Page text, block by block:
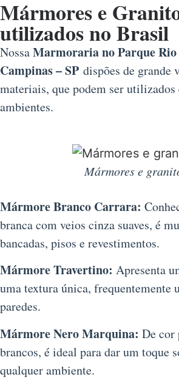
Mármores e
utilizados no Brasil
NossaMarmoraria no Parque Rio
Campinas – SP dispões de grande
materiais, que podem ser utilizados
ambientes.
Mármores e
Mármore Branco Carrara:
branca com veios cinza suaves, é
bancadas, pisos e revestimentos.
Mármore Travertino: Apresenta
uma textura única, frequentemente
paredes.
Mármore Nero Marquina: De cor
brancos, é ideal para dar um toque
qualquer ambiente.